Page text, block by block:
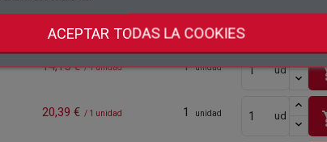
Crear lista de deseos
ACEPTAR TODAS LA COOKIES
14,15 € / 1 unidad 1 unidad ud
20,39 € / 1 unidad 1 unidad ud